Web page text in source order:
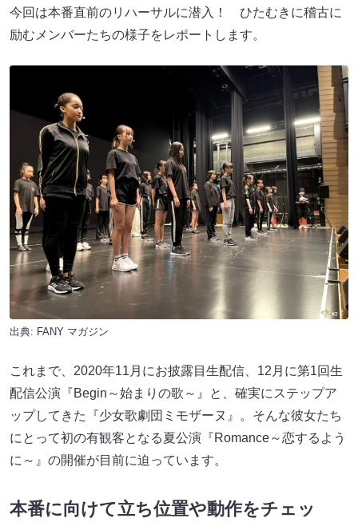
今回は本番直前のリハーサルに潜入！ ひたむきに稽古に
励むメンバーたちの様子をレポートします。
出典: FANY マガジン
これまで、2020年11月にお披露目生配信、12月に第1回生
配信公演『Begin～始まりの歌～』と、確実にステップア
ップしてきた『少女歌劇団ミモザーヌ』。そんな彼女たち
にとって初の有観客となる夏公演『Romance～恋するよう
に～』の開催が目前に迫っています。
本番に向けて立ち位置や動作をチェッ